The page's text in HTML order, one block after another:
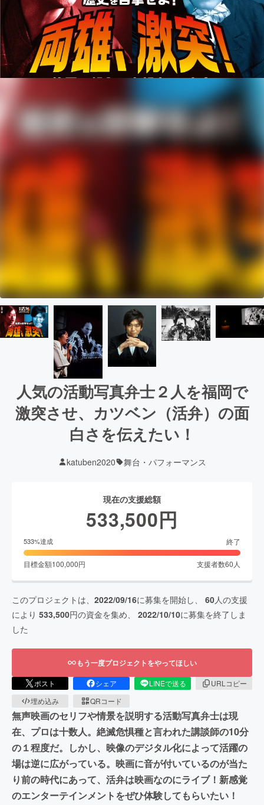
人気の活動写真弁士２人を福岡で
激突させ、カツベン（活弁）の面
白さを伝えたい！
katuben2020 舞台・パフォーマンス
現在の支援総額
533,500円
533%達成 終了
目標金額100,000円 支援者数60 人
このプロジェクトは、 2022/09/16に募集を開始し、 60人の支援
により 533,500円の資金を集め、 2022/10/10に募集を終了しま
した
もう一度プロジェクトをやってほしい
ポスト シェア LINEで送る
URLコピー
埋め込み
QRコード
無声映画のセリフや情景を説明する活動写真弁士は現
在、プロは十数人。絶滅危惧種と言われた講談師の10分
の１程度だ。しかし、映像のデジタル化によって活躍の
場は逆に広がっている。映画に音が付いているのが当た
り前の時代にあって、活弁は映画なのにライブ！新感覚
のエンターテインメントをぜひ体験してもらいたい！